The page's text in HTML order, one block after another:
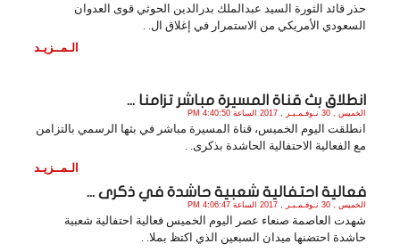
حذر قائد الثورة السيد عبدالملك بدرالدين الحوثي قوى العدوان
السعودي الأمريكي من الاستمرار في إغلاق ال. .
الـمــزيـد
انطلاق بث قناة المسيرة مباشر تزامنا ...
الخميس , 30 نـوفـمـبـر , 2017 الساعة 4:40:50 PM
انطلقت اليوم الخميس، قناة المسيرة مباشر في بثها الرسمي بالتزامن
مع الفعالية الاحتفالية الحاشدة بذكرى. .
الـمــزيـد
فعالية احتفالية شعبية حاشدة في ذكرى ...
الخميس , 30 نـوفـمـبـر , 2017 الساعة 4:06:47 PM
شهدت العاصمة صنعاء عصر اليوم الخميس فعالية احتفالية شعبية
حاشدة احتضنها ميدان السبعين الذي اكتظ بملا. .